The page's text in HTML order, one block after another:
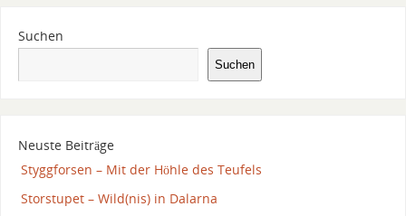
Suchen
Suchen
Neuste Beiträge
Styggforsen – Mit der Höhle des Teufels
Storstupet – Wild(nis) in Dalarna